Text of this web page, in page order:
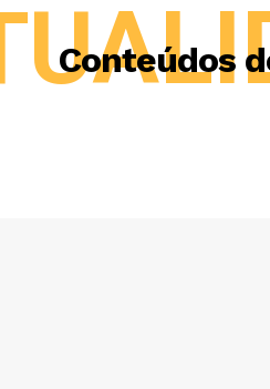
Conteúdos